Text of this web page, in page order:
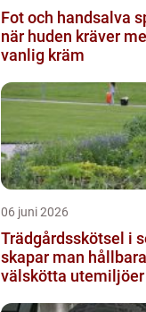
Fot och handsalva
när huden kräver
vanlig kräm
06 juni 2026
Trädgårdsskötsel i
skapar man
välskötta utemiljöer